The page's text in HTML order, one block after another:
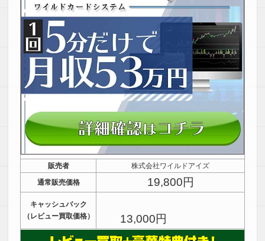
販売者
株式会社ワイルドアイズ
通常販売価格
19,800円
キャッシュバック
（レビュー買取価格）
13,000円